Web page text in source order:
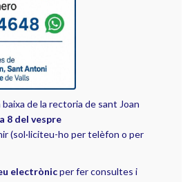
de la rectoria de sant Joan
8 del vespre
(sol·liciteu-ho per telèfon o per
electrònicper fer consultes i